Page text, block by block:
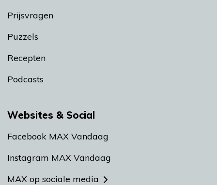
Prijsvragen
Puzzels
Recepten
Podcasts
Websites & Social
Facebook MAX Vandaag
Instagram MAX Vandaag
MAX op sociale media